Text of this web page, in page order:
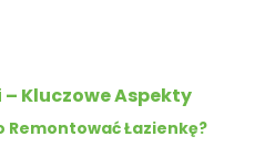
Kluczowe Aspekty
Remontować Łazienkę?